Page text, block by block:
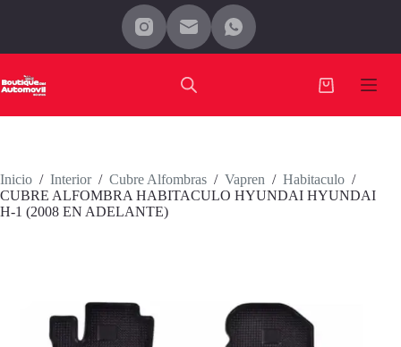
Carro
Inicio / Interior / Cubre Alfombras / Vapren / Habitaculo /
CUBRE ALFOMBRA HABITACULO HYUNDAI HYUNDAI
H-1 (2008 EN ADELANTE)